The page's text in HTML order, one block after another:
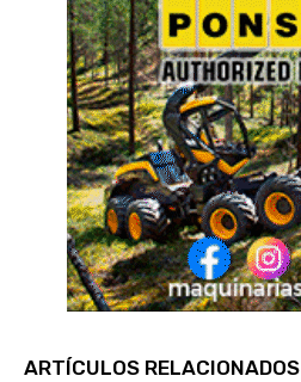
ARTÍCULOS RELACIONADOS